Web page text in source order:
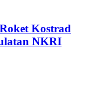
Kostrad
NKRI